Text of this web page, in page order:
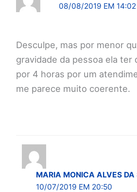
08/08/2019 EM 14:02
Desculpe, mas por menor
gravidade da pessoa ela ter
por 4 horas por um
me parece muito coerente.
MARIA MONICA ALVES DA
10/07/2019 EM 20:50